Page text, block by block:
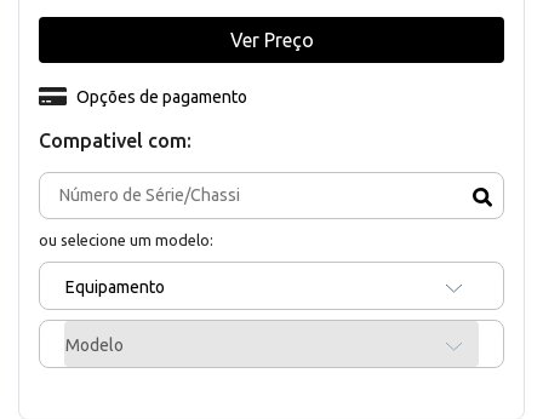
Compativel com:
ou selecione um modelo:
Equipamento
Modelo
Opções de pagamento
Ver Preço